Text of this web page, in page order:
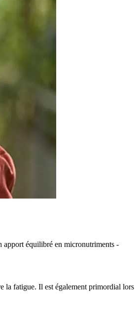
apport équilibré en micronutriments -
la fatigue. Il est également primordial lors